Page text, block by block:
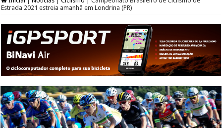
Estrada 2021 estreia amanhã em Londrina (PR)